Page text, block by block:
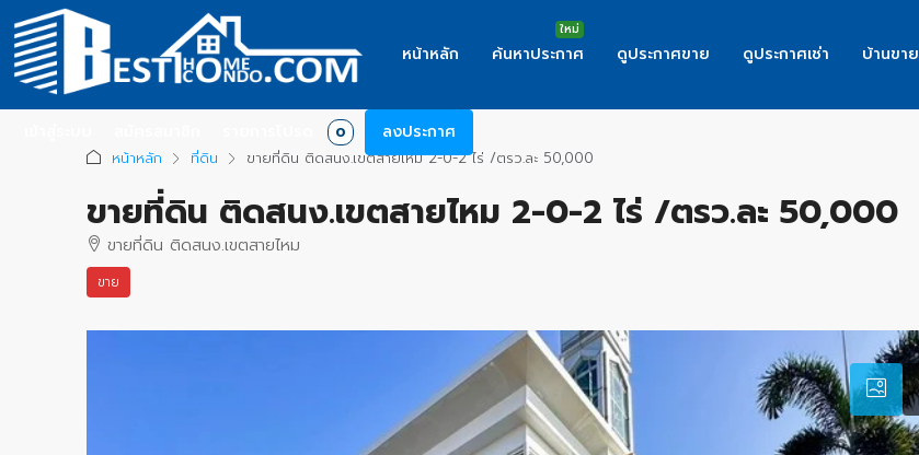
หน้าหลัก ค้นหาประกาศ ดูประกาศขาย ดูประกาศเช่า บ้านขาย
0 ลงประกาศ
หน้าหลัก ที่ดิน ขายที่ดิน ติดสนง.เขตสายไหม 2-0-2 ไร่ /ตรว.ละ 50,000
ขายที่ดิน ติดสนง.เขตสายไหม 2-0-2 ไร่ /ตรว.ละ 50,000
ขายที่ดิน ติดสนง.เขตสายไหม
ขาย